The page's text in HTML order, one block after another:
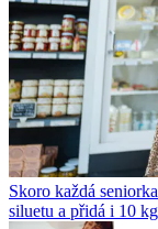
Skoro každá
siluetu a přidá i 10 kg